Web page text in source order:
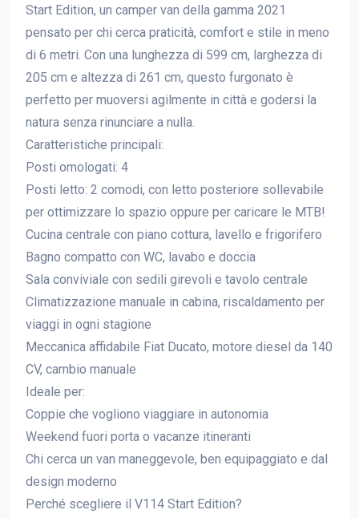
Start Edition, un camper van della gamma 2021
pensato per chi cerca praticità, comfort e stile in meno
di 6 metri. Con una lunghezza di 599 cm, larghezza di
205 cm e altezza di 261 cm, questo furgonato è
perfetto per muoversi agilmente in città e godersi la
natura senza rinunciare a nulla.
Caratteristiche principali:
Posti omologati: 4
Posti letto: 2 comodi, con letto posteriore sollevabile
per ottimizzare lo spazio oppure per caricare le MTB!
Cucina centrale con piano cottura, lavello e frigorifero
Bagno compatto con WC, lavabo e doccia
Sala conviviale con sedili girevoli e tavolo centrale
Climatizzazione manuale in cabina, riscaldamento per
viaggi in ogni stagione
Meccanica affidabile Fiat Ducato, motore diesel da 140
CV, cambio manuale
Ideale per:
Coppie che vogliono viaggiare in autonomia
Weekend fuori porta o vacanze itineranti
Chi cerca un van maneggevole, ben equipaggiato e dal
design moderno
Perché scegliere il V114 Start Edition?